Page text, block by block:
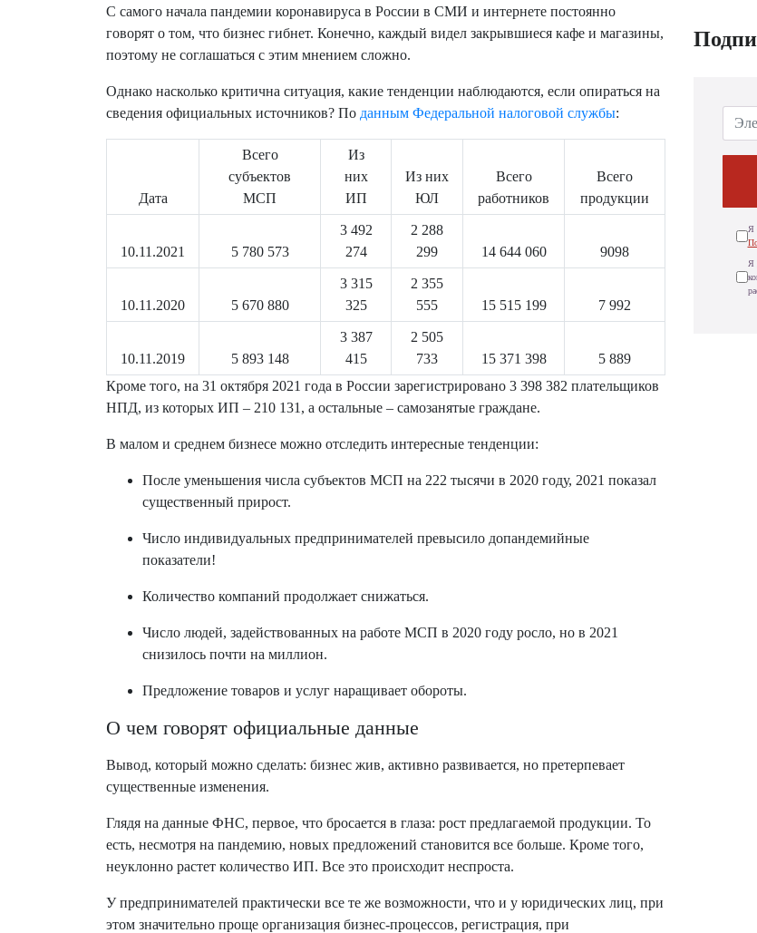
С самого начала пандемии коронавируса в России в СМИ и интернете постоянно
говорят о том, что бизнес гибнет. Конечно, каждый видел закрывшиеся кафе и магазины,
поэтому не соглашаться с этим мнением сложно.
Однако насколько критична ситуация, какие тенденции наблюдаются, если опираться на
сведения официальных источников? По данным Федеральной налоговой службы:
Дата
Всего
субъектов
МСП
Из
них
ИП
Из них
ЮЛ
Всего
работников
Всего
продукции
10.11.2021 5 780 573
3 492
274
2 288
299
14 644 060 9098
10.11.2020 5 670 880
3 315
325
2 355
555
15 515 199 7 992
10.11.2019 5 893 148
3 387
415
2 505
733
15 371 398
5 889
Кроме того, на 31 октября 2021 года в России зарегистрировано 3 398 382 плательщиков
НПД, из которых ИП – 210 131, а остальные – самозанятые граждане.
В малом и среднем бизнесе можно отследить интересные тенденции:
После уменьшения числа субъектов МСП на 222 тысячи в 2020 году, 2021 показал
существенный прирост.
Число индивидуальных предпринимателей превысило допандемийные
показатели!
Количество компаний продолжает снижаться.
Число людей, задействованных на работе МСП в 2020 году росло, но в 2021
снизилось почти на миллион.
Предложение товаров и услуг наращивает обороты.
О чем говорят официальные данные
Вывод, который можно сделать: бизнес жив, активно развивается, но претерпевает
существенные изменения.
Глядя на данные ФНС, первое, что бросается в глаза: рост предлагаемой продукции. То
есть, несмотря на пандемию, новых предложений становится все больше. Кроме того,
неуклонно растет количество ИП. Все это происходит неспроста.
У предпринимателей практически все те же возможности, что и у юридических лиц, при
этом значительно проще организация бизнес-процессов, регистрация, при
Я
Я